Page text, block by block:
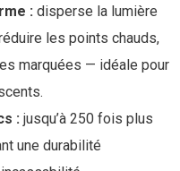
: disperse la lumière
les points chauds,
marquées — idéale pour
: jusqu’à 250 fois plus
une durabilité